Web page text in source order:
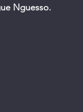
Nguesso.